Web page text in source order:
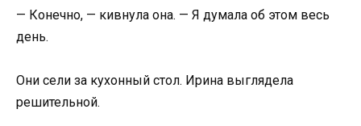
— Конечно, — кивнула она. — Я думала об этом весь
день.
Они сели за кухонный стол. Ирина выглядела
решительной.